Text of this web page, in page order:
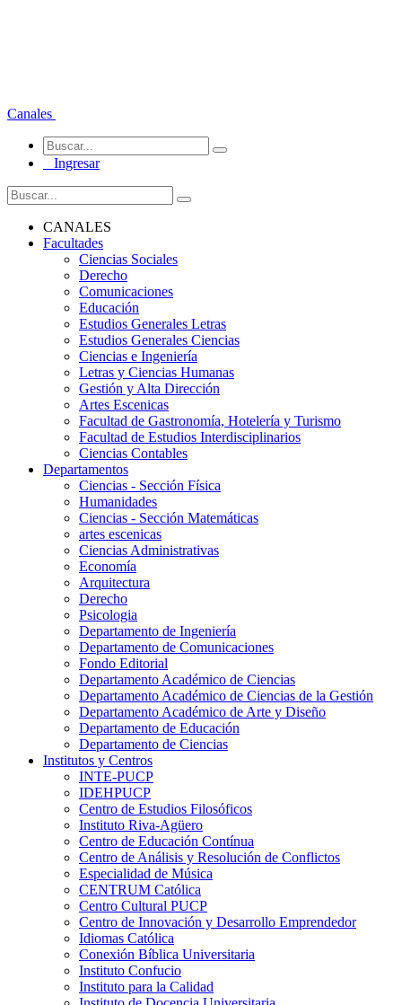
Canales
Ingresar
CANALES
Facultades
Ciencias Sociales
Derecho
Comunicaciones
Educación
Estudios Generales Letras
Estudios Generales Ciencias
Ciencias e Ingeniería
Letras y Ciencias Humanas
Gestión y Alta Dirección
Artes Escenicas
Facultad de Gastronomía, Hotelería y Turismo
Facultad de Estudios Interdisciplinarios
Ciencias Contables
Departamentos
Ciencias - Sección Física
Humanidades
Ciencias - Sección Matemáticas
artes escenicas
Ciencias Administrativas
Economía
Arquitectura
Derecho
Psicologia
Departamento de Ingeniería
Departamento de Comunicaciones
Fondo Editorial
Departamento Académico de Ciencias
Departamento Académico de Ciencias de la Gestión
Departamento Académico de Arte y Diseño
Departamento de Educación
Departamento de Ciencias
Institutos y Centros
INTE-PUCP
IDEHPUCP
Centro de Estudios Filosóficos
Instituto Riva-Agüero
Centro de Educación Contínua
Centro de Análisis y Resolución de Conflictos
Especialidad de Música
CENTRUM Católica
Centro Cultural PUCP
Centro de Innovación y Desarrollo Emprendedor
Idiomas Católica
Conexión Bíblica Universitaria
Instituto Confucio
Instituto para la Calidad